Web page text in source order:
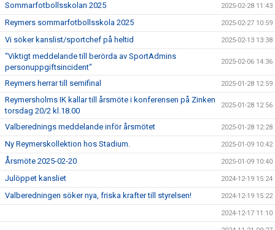
Sommarfotbollsskolan 2025 2025-02-28 11:43
Reymers sommarfotbollsskola 2025 2025-02-27 10:59
Vi söker kanslist/sportchef på heltid 2025-02-13 13:38
“Viktigt meddelande till berörda av SportAdmins
personuppgiftsincident"
2025-02-06 14:36
Reymers herrar till semifinal 2025-01-28 12:59
Reymersholms IK kallar till årsmöte i konferensen på Zinken
torsdag 20/2 kl.18.00
2025-01-28 12:56
Valberednings meddelande inför årsmötet 2025-01-28 12:28
Ny Reymerskollektion hos Stadium. 2025-01-09 10:42
Årsmöte 2025-02-20 2025-01-09 10:40
Julöppet kansliet 2024-12-19 15:24
Valberedningen söker nya, friska krafter till styrelsen! 2024-12-19 15:22
2024-12-17 11:10